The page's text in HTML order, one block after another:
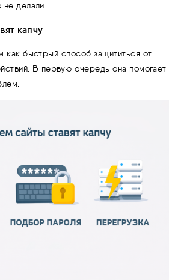
не делали.
капчу
как быстрый способ защититься от
В первую очередь она помогает